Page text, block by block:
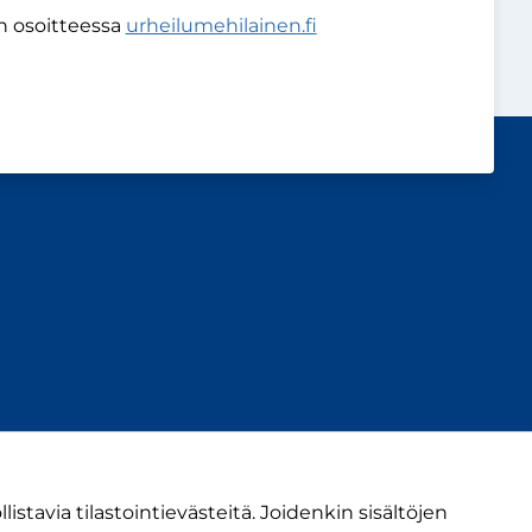
tilastointievästeitä. Joidenkin sisältöjen
osoitteessa urheilumehilainen.fi